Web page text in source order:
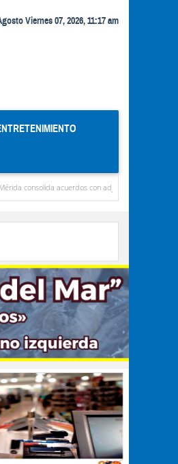
Viernes 07, 2026, 11:17 am
acuerdos con adjudicatarios del Mercado